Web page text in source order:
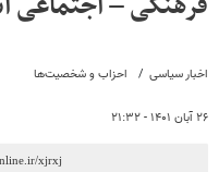
اخبار سیاسی احزاب و شخصیت‌ها
۲۶ آبان ۱۴۰۱ - ۲۱:۳۲